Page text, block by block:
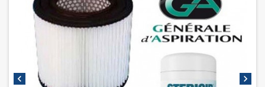
chevron_left chevron_right